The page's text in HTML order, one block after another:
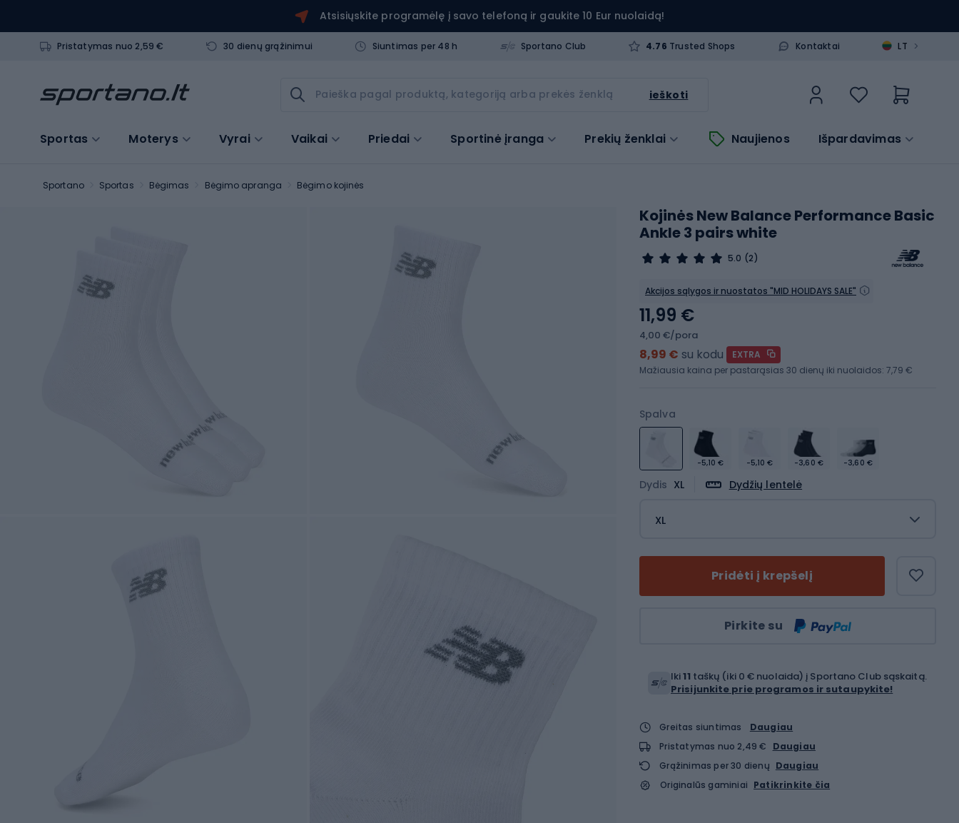
Atsisiųskite programėlę į savo telefoną ir gaukite 10 Eur nuolaidą!
Pristatymas nuo 2,59 € 30 dienų grąžinimui Siuntimas per 48 h Sportano Club 4.76 Trusted Shops Kontaktai LT >
ieškoti
Sportas Moterys Vyrai Vaikai Priedai Sportinė įranga Prekių ženklai Naujienos Išpardavimas
Sportano Sportas Bėgimas Bėgimo apranga Bėgimo kojinės
Kojinės New Balance Performance Basic
Ankle 3 pairs white
5.0 (2)
Akcijos sąlygos ir nuostatos "MID HOLIDAYS SALE"
Spalva
-5,10 € -5,10 € -3,60 € -3,60 €
Dydis XL Dydžių lentelė
XL
Pridėti į krepšelį
Pirkite su
11,99 €
4,00 €/pora
8,99 € su kodu
EXTRA
Mažiausia kaina per pastarąsias 30 dienų iki nuolaidos: 7,79 €
Iki11 taškų (iki 0 € nuolaida) į Sportano Club sąskaitą.
Prisijunkite prie programos ir sutaupykite!
Greitas siuntimas
Daugiau
Pristatymas nuo 2,49 €
Daugiau
Grąžinimas per 30 dienų Daugiau
Originalūs gaminiai Patikrinkite čia